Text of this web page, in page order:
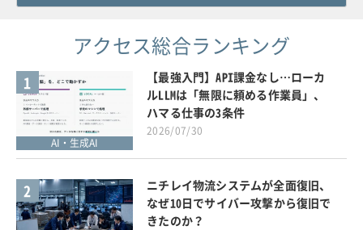
アクセス総合ランキング
1
AI・生成AI
【最強入門】API課金なし…ローカ
ルLLMは「無限に頼める作業員」、
ハマる仕事の3条件
2026/07/30
2
ニチレイ物流システムが全面復旧、
なぜ10日でサイバー攻撃から復旧で
きたのか？